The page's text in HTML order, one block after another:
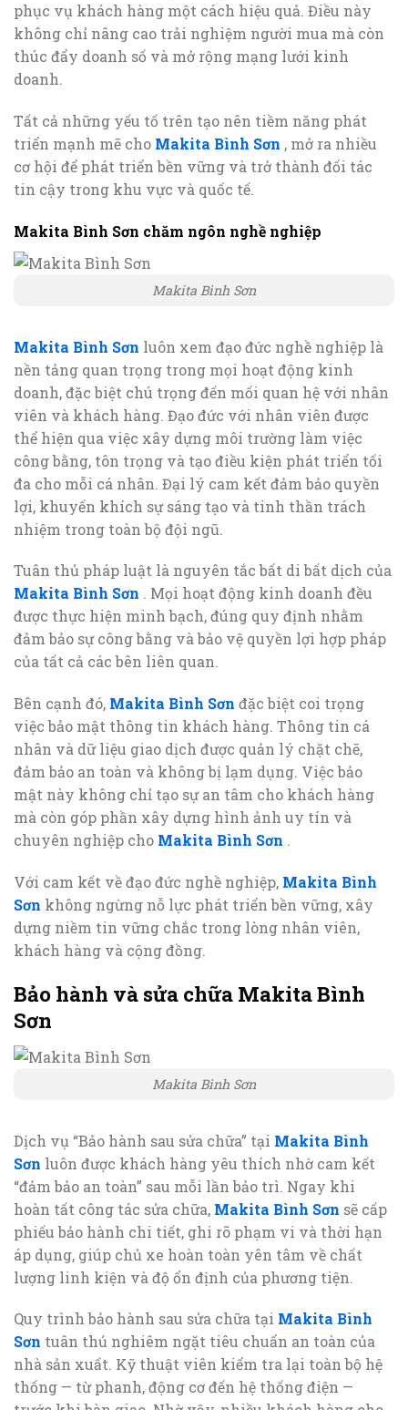
phục vụ khách hàng một cách hiệu quả. Điều này
không chỉ nâng cao trải nghiệm người mua mà còn
thúc đẩy doanh số và mở rộng mạng lưới kinh
doanh.
Tất cả những yếu tố trên tạo nên tiềm năng phát
triển mạnh mẽ cho Makita Bình Sơn , mở ra nhiều
cơ hội để phát triển bền vững và trở thành đối tác
tin cậy trong khu vực và quốc tế.
Makita Bình Sơn chăm ngôn nghề nghiệp
Makita Bình Sơn
Makita Bình Sơn luôn xem đạo đức nghề nghiệp là
nền tảng quan trọng trong mọi hoạt động kinh
doanh, đặc biệt chú trọng đến mối quan hệ với nhân
viên và khách hàng. Đạo đức với nhân viên được
thể hiện qua việc xây dựng môi trường làm việc
công bằng, tôn trọng và tạo điều kiện phát triển tối
đa cho mỗi cá nhân. Đại lý cam kết đảm bảo quyền
lợi, khuyến khích sự sáng tạo và tinh thần trách
nhiệm trong toàn bộ đội ngũ.
Tuân thủ pháp luật là nguyên tắc bất di bất dịch của
Makita Bình Sơn . Mọi hoạt động kinh doanh đều
được thực hiện minh bạch, đúng quy định nhằm
đảm bảo sự công bằng và bảo vệ quyền lợi hợp pháp
của tất cả các bên liên quan.
Bên cạnh đó, Makita Bình Sơn đặc biệt coi trọng
việc bảo mật thông tin khách hàng. Thông tin cá
nhân và dữ liệu giao dịch được quản lý chặt chẽ,
đảm bảo an toàn và không bị lạm dụng. Việc bảo
mật này không chỉ tạo sự an tâm cho khách hàng
mà còn góp phần xây dựng hình ảnh uy tín và
chuyên nghiệp cho Makita Bình Sơn .
Với cam kết về đạo đức nghề nghiệp, Makita Bình
Sơn không ngừng nỗ lực phát triển bền vững, xây
dựng niềm tin vững chắc trong lòng nhân viên,
khách hàng và cộng đồng.
Bảo hành và sửa chữa Makita Bình
Sơn
Makita Bình Sơn
Dịch vụ “Bảo hành sau sửa chữa” tại Makita Bình
Sơn luôn được khách hàng yêu thích nhờ cam kết
“đảm bảo an toàn” sau mỗi lần bảo trì. Ngay khi
hoàn tất công tác sửa chữa, Makita Bình Sơn sẽ cấp
phiếu bảo hành chi tiết, ghi rõ phạm vi và thời hạn
áp dụng, giúp chủ xe hoàn toàn yên tâm về chất
lượng linh kiện và độ ổn định của phương tiện.
Quy trình bảo hành sau sửa chữa tại Makita Bình
Sơn tuân thủ nghiêm ngặt tiêu chuẩn an toàn của
nhà sản xuất. Kỹ thuật viên kiểm tra lại toàn bộ hệ
thống — từ phanh, động cơ đến hệ thống điện —